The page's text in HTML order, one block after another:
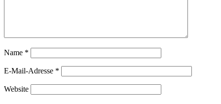
Name *
E-Mail-Adresse *
Website